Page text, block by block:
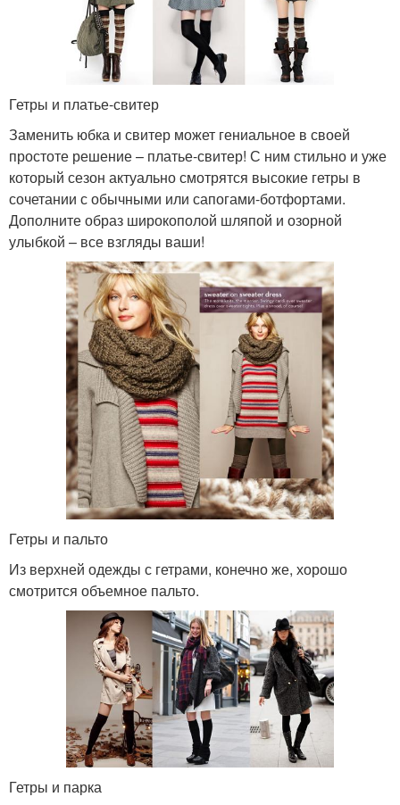
Гетры и платье-свитер
Заменить юбка и свитер может гениальное в своей
простоте решение – платье-свитер! С ним стильно и уже
который сезон актуально смотрятся высокие гетры в
сочетании с обычными или сапогами-ботфортами.
Дополните образ широкополой шляпой и озорной
улыбкой – все взгляды ваши!
Гетры и пальто
Из верхней одежды с гетрами, конечно же, хорошо
смотрится объемное пальто.
Гетры и парка